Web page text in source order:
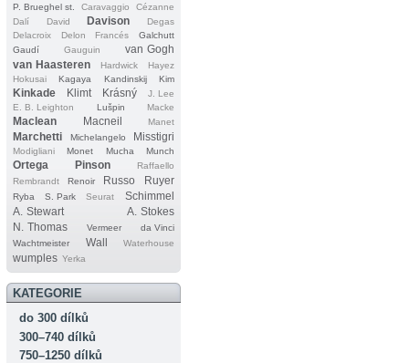
P. Brueghel st.
Caravaggio
Cézanne
Dalí
David Davison
Degas
Delacroix
Delon Francés
Galchutt
Gaudí
Gauguin
van Gogh
van Haasteren
Hardwick
Hayez
Hokusai
Kagaya Kandinskij Kim
Kinkade Klimt Krásný
J. Lee
E. B. Leighton
Lušpin Macke
Maclean Macneil Manet
Marchetti Michelangelo Misstigri
Modigliani Monet Mucha Munch
Ortega Pinson
Raffaello
Rembrandt
Renoir Russo Ruyer
Ryba S. Park Seurat
Schimmel
A. Stewart
A. Stokes
N. Thomas
Vermeer
da Vinci
Wachtmeister
Wall Waterhouse
wumples Yerka
KATEGORIE
do 300 dílků
300–740 dílků
750–1250 dílků